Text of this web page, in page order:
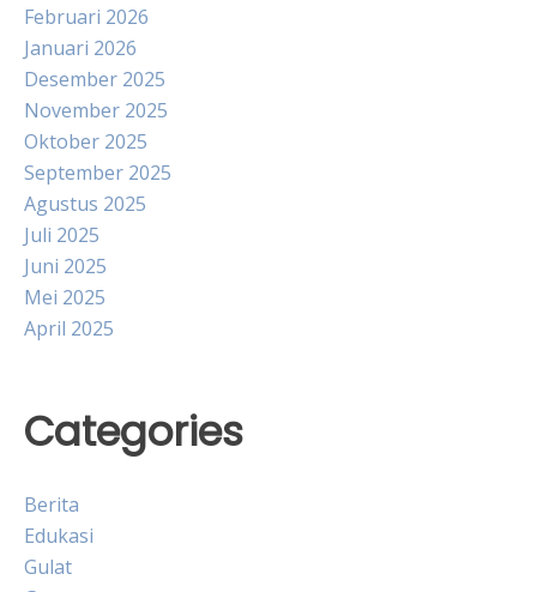
Februari 2026
Januari 2026
Desember 2025
November 2025
Oktober 2025
September 2025
Agustus 2025
Juli 2025
Juni 2025
Mei 2025
April 2025
Categories
Berita
Edukasi
Gulat